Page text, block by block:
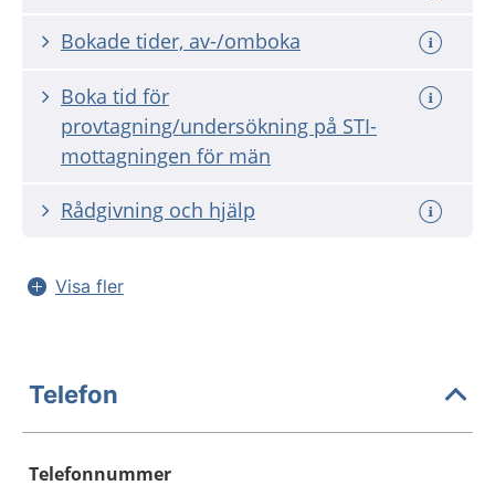
Bokade tider, av-/omboka
Boka tid för
provtagning/undersökning på STI-
mottagningen för män
Rådgivning och hjälp
Visa fler
Telefon
Telefonnummer